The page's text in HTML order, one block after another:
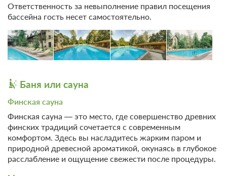
Дачный Романтический Апартамент
(№1,2, 3, 4, 5, 6)
65м 2
Одна двуспальная кровать
Телевизор
Wi-Fi
Ванная комната в номере
Ответственность за невыполнение правил посещения
бассейна гость несет самостоятельно.
Баня или сауна
Финская сауна
Финская сауна — это место, где совершенство древних
финских традиций сочетается с современным
комфортом. Здесь вы насладитесь жарким паром и
природной древесной ароматикой, окунаясь в глубокое
расслабление и ощущение свежести после процедуры.